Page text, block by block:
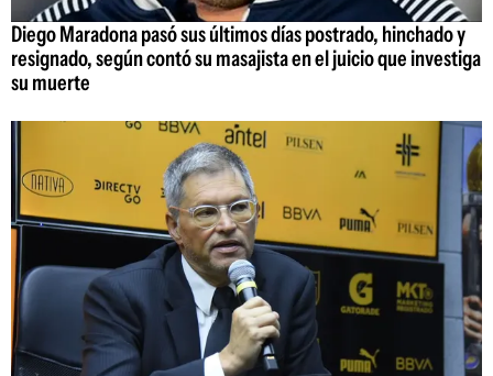
Diego Maradona pasó sus últimos días postrado, hinchado y
resignado, según contó su masajista en el juicio que investiga
su muerte